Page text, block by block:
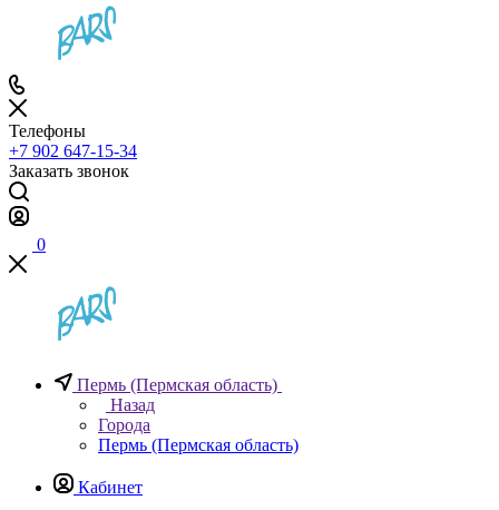
Телефоны
+7 902 647-15-34
Заказать звонок
0
Пермь (Пермская область)
Назад
Города
Пермь (Пермская область)
Кабинет